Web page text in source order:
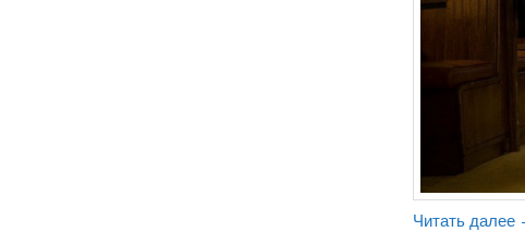
Читать далее